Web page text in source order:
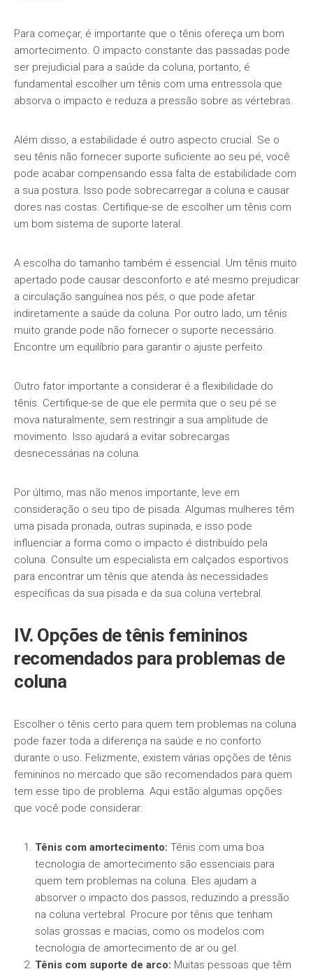
Para começar, é importante que o tênis ofereça um bom
amortecimento. O impacto constante das passadas pode
ser prejudicial para a saúde da coluna, portanto, é
fundamental escolher um tênis com uma entressola que
absorva o impacto e reduza a pressão sobre as vértebras.
Além disso, a estabilidade é outro aspecto crucial. Se o
seu tênis não fornecer suporte suficiente ao seu pé, você
pode acabar compensando essa falta de estabilidade com
a sua postura. Isso pode sobrecarregar a coluna e causar
dores nas costas. Certifique-se de escolher um tênis com
um bom sistema de suporte lateral.
A escolha do tamanho também é essencial. Um tênis muito
apertado pode causar desconforto e até mesmo prejudicar
a circulação sanguínea nos pés, o que pode afetar
indiretamente a saúde da coluna. Por outro lado, um tênis
muito grande pode não fornecer o suporte necessário.
Encontre um equilíbrio para garantir o ajuste perfeito.
Outro fator importante a considerar é a flexibilidade do
tênis. Certifique-se de que ele permita que o seu pé se
mova naturalmente, sem restringir a sua amplitude de
movimento. Isso ajudará a evitar sobrecargas
desnecessárias na coluna.
Por último, mas não menos importante, leve em
consideração o seu tipo de pisada. Algumas mulheres têm
uma pisada pronada, outras supinada, e isso pode
influenciar a forma como o impacto é distribuído pela
coluna. Consulte um especialista em calçados esportivos
para encontrar um tênis que atenda às necessidades
específicas da sua pisada e da sua coluna vertebral.
IV. Opções de tênis femininos
recomendados para problemas de
coluna
Escolher o tênis certo para quem tem problemas na coluna
pode fazer toda a diferença na saúde e no conforto
durante o uso. Felizmente, existem várias opções de tênis
femininos no mercado que são recomendados para quem
tem esse tipo de problema. Aqui estão algumas opções
que você pode considerar:
Tênis com amortecimento: Tênis com uma boa
tecnologia de amortecimento são essenciais para
quem tem problemas na coluna. Eles ajudam a
absorver o impacto dos passos, reduzindo a pressão
na coluna vertebral. Procure por tênis que tenham
solas grossas e macias, como os modelos com
tecnologia de amortecimento de ar ou gel.
Tênis com suporte de arco: Muitas pessoas que têm